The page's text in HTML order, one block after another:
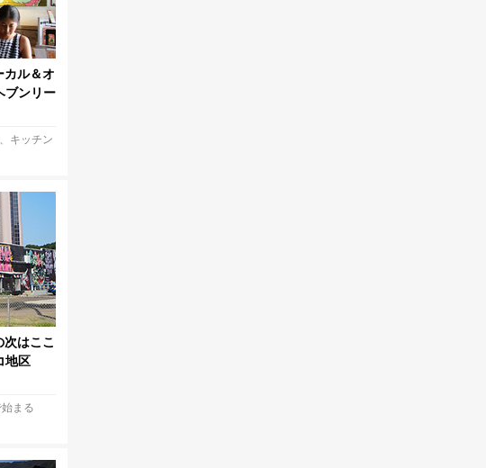
カル＆オ
ンリー
キッチン
次はここ
地区
まる